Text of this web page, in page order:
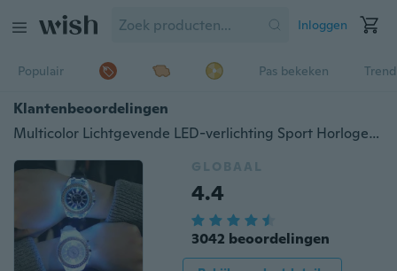
Inloggen
Populair Pas bekeken
Klantenbeoordelingen
Multicolor Lichtgevende LED-verlichting Sport Horloges Siliconen Waterdichte Horloges Kwarts Horloges
GLOBAAL
4.4
3042 beoordelingen